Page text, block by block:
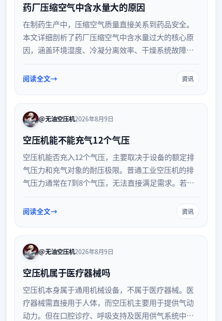
药厂压缩空气中含水量大的原因
在制药生产中，压缩空气质量直接关系到药品安全。
本文详细剖析了药厂压缩空气中含水量过大的核心原
因，涵盖环境湿度、冷凝分离效率、干燥系统故障及
统、确保符合相关规范要求提供技术参考。
阅读全文 资讯
@无油空压机2026年8月9日
空压机能不能充气12个气压
空压机能否充入12个气压，主要取决于设备的额定排
气压力和充气对象的耐压极限。普通工业空压机的排
气压力通常在7到8个气压，无法直接满足需求。若需
置。同时，气瓶及管路必须具备相应的承压能力，操
阅读全文 资讯
@无油空压机2026年8月9日
空压机属于医疗器械吗
空压机本身属于通用机械设备，不属于医疗器械。医
疗器械需直接用于人体，而空压机主要用于提供气动
动力。但在口腔诊疗、呼吸支持及医用供气系统中，